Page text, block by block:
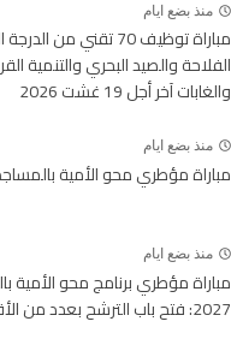
منذ بضع ايام
مباراة توظيف 70 تقني من
الفلاحة والصيد البحري والتنمية
والغابات آخر أجل 19 غشت 2026
منذ بضع ايام
مباراة مؤطري محو الأمية بالمساجد 2026-
منذ بضع ايام
2027: فتح باب الترشح بعدد من الأقاليم المغربية